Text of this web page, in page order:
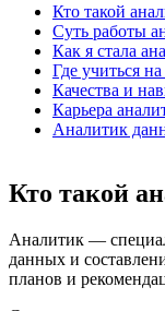
Кто такой
Суть работы
Как я стала
Где учиться
Качества и
Карьера
Аналитик
Кто такой
Аналитик —
данных и
планов и